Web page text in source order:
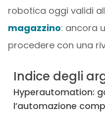
robotica oggi validi
magazzino: ancora
procedere con una
Indice degli
Hyperautomation:
l’automazione